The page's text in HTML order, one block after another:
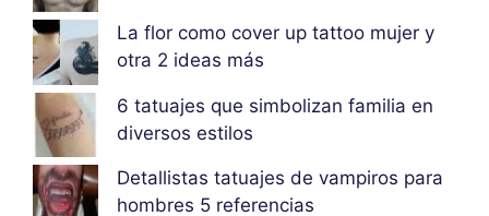
La flor como cover up tattoo mujer y
otra 2 ideas más
6 tatuajes que simbolizan familia en
diversos estilos
Detallistas tatuajes de vampiros para
hombres 5 referencias